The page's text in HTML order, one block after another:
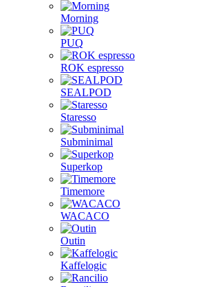
Morning
PUQ
ROK espresso
SEALPOD
Staresso
Subminimal
Superkop
Timemore
WACACO
Outin
Kaffelogic